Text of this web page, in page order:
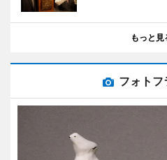
もっと見
フォトフ